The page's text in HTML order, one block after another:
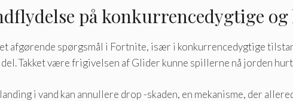
på konkurrencedygtige
afgørende spørgsmål i Fortnite, især i konkurrencedygtige
Takket være frigivelsen af ​​Glider kunne spillerne nå jorden
i vand kan annullere drop -skaden, en mekanisme, der